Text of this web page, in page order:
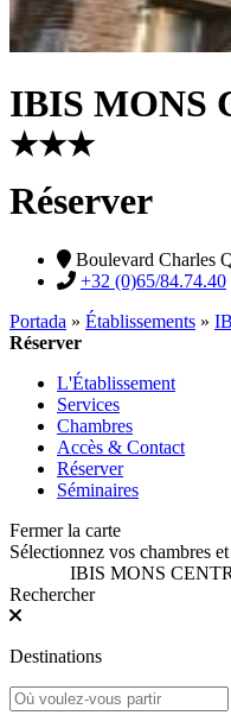
IBIS MONS
★★★
Réserver
Boulevard Charles
+32 (0)65/84.74.40
Portada » Établissements »
Réserver
L'Établissement
Services
Chambres
Accès & Contact
Réserver
Séminaires
Fermer la carte
Sélectionnez vos chambres
IBIS MONS
Rechercher
Destinations